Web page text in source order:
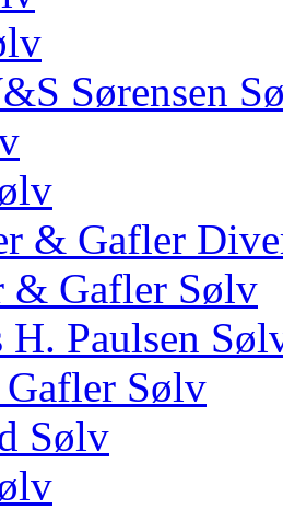
Sørensen
& Gafler
& Gafler Sølv
H. Paulsen
Sølv
Sølv